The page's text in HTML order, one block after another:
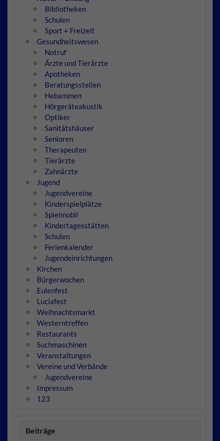
Bibliotheken
Schulen
Sport + Freizeit
Gesundheitswesen
Notruf
Ärzte und Tierärzte
Apotheken
Beratungsstellen
Hebammen
Hörgeräteakustik
Optiker
Sanitätshäuser
Senioren
Therapeuten
Tierärzte
Zahnärzte
Jugend
Jugendvereine
Kinderspielplätze
Spielmobil
Kindertagesstätten
Schulen
Ferienkalender
Jugendeinrichtungen
Kirchen
Bürgerwochen
Eulenfest
Luciafest
Weihnachtsmarkt
Westerntreffen
Restaurants
Suchmaschinen
Veranstaltungen
Vereine und Verbände
Jugendvereine
Impressum
123
Beiträge